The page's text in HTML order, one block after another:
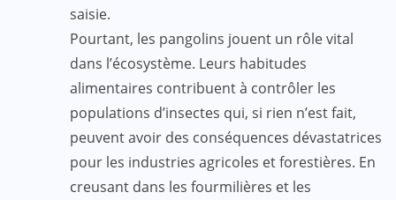
saisie.
Pourtant, les pangolins jouent un rôle vital
dans l’écosystème. Leurs habitudes
alimentaires contribuent à contrôler les
populations d’insectes qui, si rien n’est fait,
peuvent avoir des conséquences dévastatrices
pour les industries agricoles et forestières. En
creusant dans les fourmilières et les